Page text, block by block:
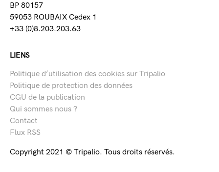
BP 80157
59053 ROUBAIX Cedex 1
+33 (0)8.203.203.63
LIENS
Politique d’utilisation des cookies sur Tripalio
Politique de protection des données
CGU de la publication
Qui sommes nous ?
Contact
Flux RSS
Copyright 2021 © Tripalio. Tous droits réservés.